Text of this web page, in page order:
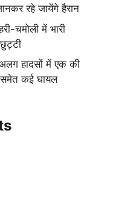
रहे जायेंगे हैरान
चमोली में भारी
हादसों में एक की
समेत कई घायल